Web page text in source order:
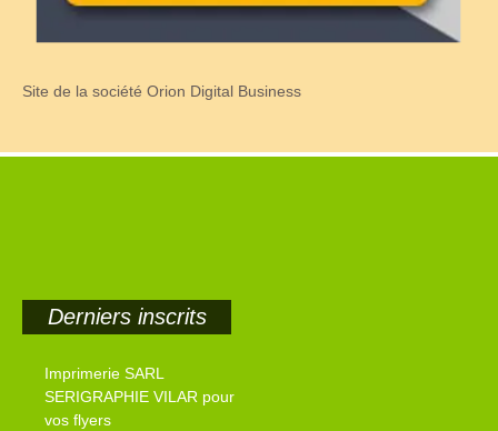
Site de la société Orion Digital Business
Derniers inscrits
Imprimerie SARL
SERIGRAPHIE VILAR pour
vos flyers